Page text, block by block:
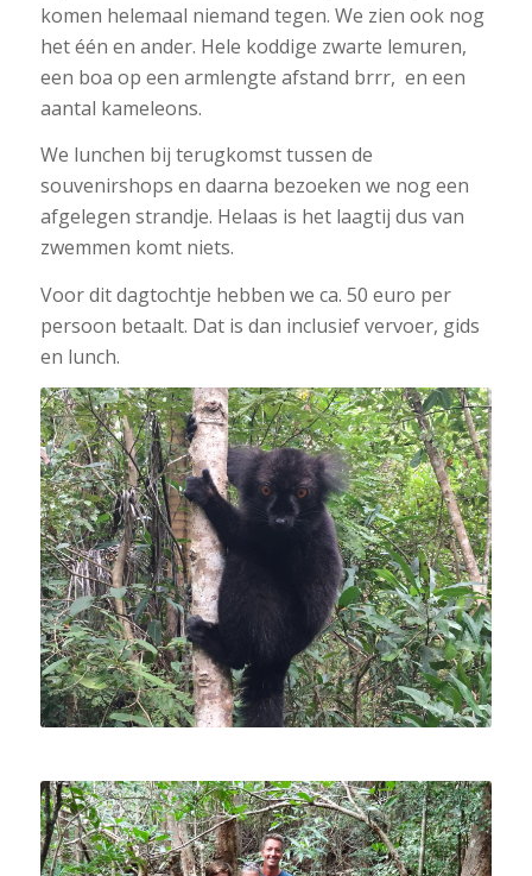
komen helemaal niemand tegen. We zien ook nog
het één en ander. Hele koddige zwarte lemuren,
een boa op een armlengte afstand brrr, en een
aantal kameleons.
We lunchen bij terugkomst tussen de
souvenirshops en daarna bezoeken we nog een
afgelegen strandje. Helaas is het laagtij dus van
zwemmen komt niets.
Voor dit dagtochtje hebben we ca. 50 euro per
persoon betaalt. Dat is dan inclusief vervoer, gids
en lunch.